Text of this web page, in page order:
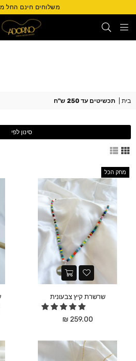
משלוחים חינם החל מ249₪
בית תכשיטים עד 250 ש"ח
סינון לפי
מחק הכל
שרשרת קיץ צבעונית
מחיר
259.00 ₪